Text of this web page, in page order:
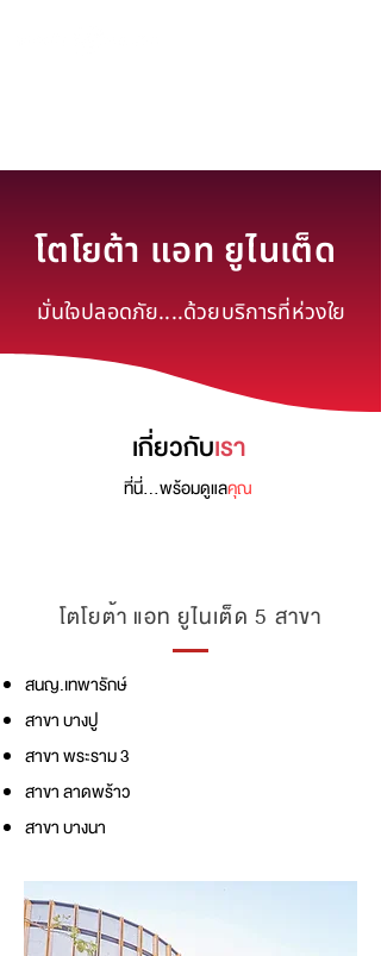
โตโยต้า แอท ยูไนเต็ด
มั่นใจปลอดภัย....ด้วยบริการที่ห่วงใย
เกี่ยวกับเรา
ที่นี่...พร้อมดูแลคุณ
โตโยต้า แอท ยูไนเต็ด 5 สาขา
สนญ.เทพารักษ์
สาขา บางปู
สาขา พระราม 3
สาขา ลาดพร้าว
สาขา บางนา